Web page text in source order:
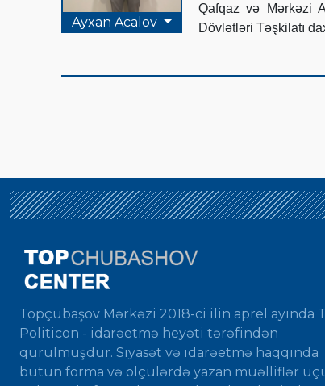
Ayxan Acalov
Qafqaz və Mərkəzi
Dövlətləri Təşkilatı
Topçubaşov Mərkəzi 2018-ci ilin aprel ayında
Politicon - idarəetmə heyəti tərəfindən
qurulmuşdur. Siyasət və idarəetmə haqqında
bütün forma və ölçülərdə yazan müəlliflər